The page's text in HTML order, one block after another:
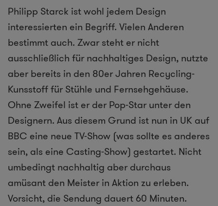
Philipp Starck ist wohl jedem Design
interessierten ein Begriff. Vielen Anderen
bestimmt auch. Zwar steht er nicht
ausschließlich für nachhaltiges Design, nutzte
aber bereits in den 80er Jahren Recycling-
Kunsstoff für Stühle und Fernsehgehäuse.
Ohne Zweifel ist er der Pop-Star unter den
Designern. Aus diesem Grund ist nun in UK auf
BBC eine neue TV-Show (was sollte es anderes
sein, als eine Casting-Show) gestartet. Nicht
umbedingt nachhaltig aber durchaus
amüsant den Meister in Aktion zu erleben.
Vorsicht, die Sendung dauert 60 Minuten.